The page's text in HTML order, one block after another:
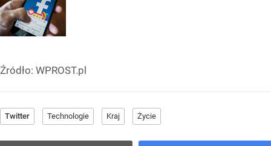
Źródło: WPROST.pl
Twitter Technologie Kraj Życie